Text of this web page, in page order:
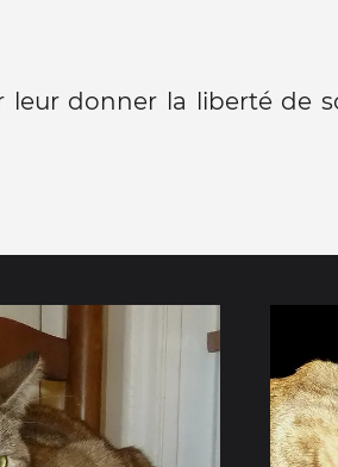
leur donner la liberté de